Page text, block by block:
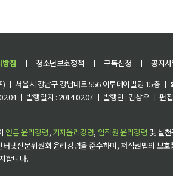
침 ㅣ 청소년보호정책 ㅣ 구독신청 ㅣ 공지
ㅣ 서울시 강남구 강남대로 556 이투데이빌딩 15층
ㅣ 발행일자 : 2014.02.07 ㅣ 발행인 : 김상우 ㅣ 편
언론 윤리강령, 기자윤리강령, 임직원 윤리강령 및 실
넷신문위원회 윤리강령을 준수하며, 저작권법의 보호
합니다.